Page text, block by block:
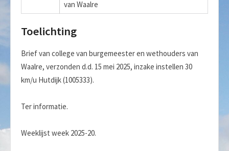
van Waalre
Toelichting
Brief van college van burgemeester en wethouders van
Waalre, verzonden d.d. 15 mei 2025, inzake instellen 30
km/u Hutdijk (1005333).
Ter informatie.
Weeklijst week 2025-20.